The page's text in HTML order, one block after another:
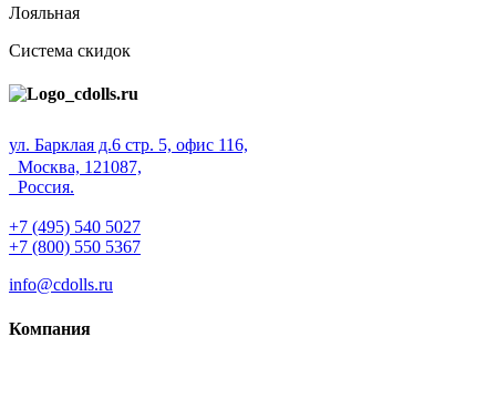
Лояльная
Система скидок
ул. Барклая д.6 стр. 5, офис 116,
Москва, 121087,
Россия.
+7 (495) 540 5027
+7 (800) 550 5367
info@cdolls.ru
Компания